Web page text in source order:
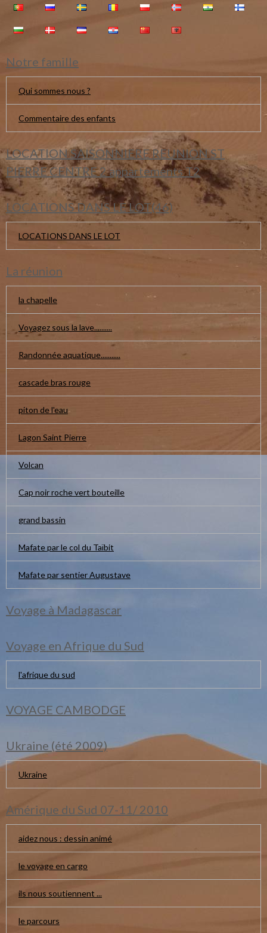
Notre famille
Qui sommes nous ?
Commentaire des enfants
LOCATION SAISONNIERE REUNION ST
PIERRE CENTRE 2 appartements T2
LOCATIONS DANS LE LOT(46)
LOCATIONS DANS LE LOT
La réunion
la chapelle
Voyagez sous la lave..........
Randonnée aquatique...........
cascade bras rouge
piton de l'eau
Lagon Saint Pierre
Volcan
Cap noir roche vert bouteille
grand bassin
Mafate par le col du Taïbit
Mafate par sentier Augustave
Voyage à Madagascar
Voyage en Afrique du Sud
l'afrique du sud
VOYAGE CAMBODGE
Ukraine (été 2009)
Ukraine
Amérique du Sud 07-11/ 2010
aidez nous : dessin animé
le voyage en cargo
ils nous soutiennent ...
le parcours